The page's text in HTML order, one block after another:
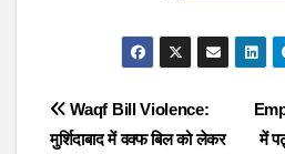
Post
में
Waqf Bill Violence:
मुर्शिदाबाद में वक्फ बिल को लेकर